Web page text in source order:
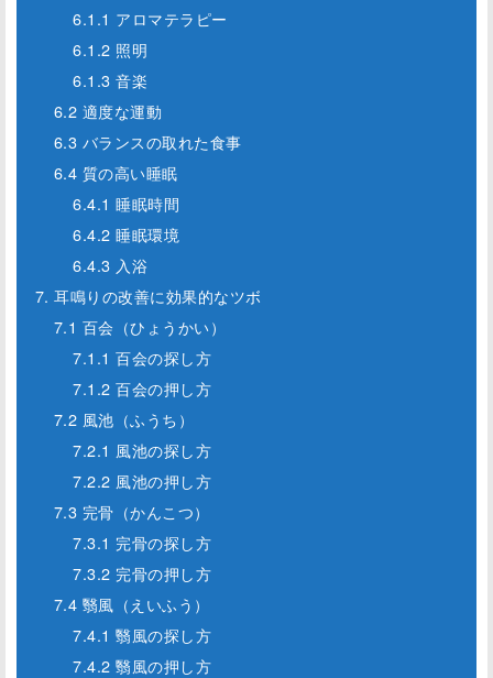
6.1.1 アロマテラピー
6.1.2 照明
6.1.3 音楽
6.2 適度な運動
6.3 バランスの取れた食事
6.4 質の高い睡眠
6.4.1 睡眠時間
6.4.2 睡眠環境
6.4.3 入浴
7. 耳鳴りの改善に効果的なツボ
7.1 百会（ひょうかい）
7.1.1 百会の探し方
7.1.2 百会の押し方
7.2 風池（ふうち）
7.2.1 風池の探し方
7.2.2 風池の押し方
7.3 完骨（かんこつ）
7.3.1 完骨の探し方
7.3.2 完骨の押し方
7.4 翳風（えいふう）
7.4.1 翳風の探し方
7.4.2 翳風の押し方